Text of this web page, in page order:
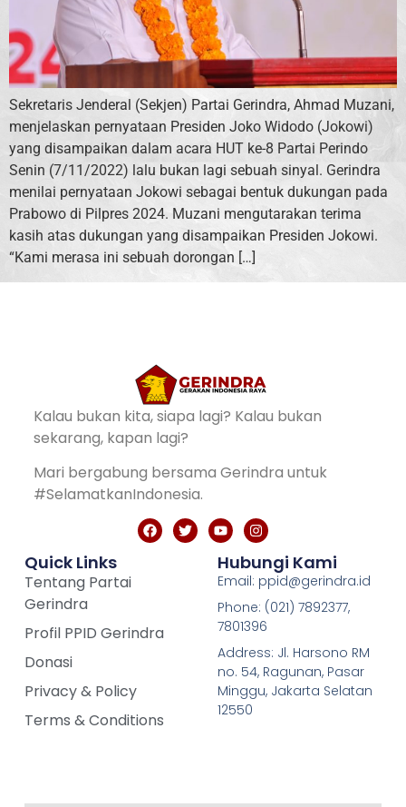
Sekretaris Jenderal (Sekjen) Partai Gerindra, Ahmad Muzani,
menjelaskan pernyataan Presiden Joko Widodo (Jokowi)
yang disampaikan dalam acara HUT ke-8 Partai Perindo
Senin (7/11/2022) lalu bukan lagi sebuah sinyal. Gerindra
menilai pernyataan Jokowi sebagai bentuk dukungan pada
Prabowo di Pilpres 2024. Muzani mengutarakan terima
kasih atas dukungan yang disampaikan Presiden Jokowi.
“Kami merasa ini sebuah dorongan […]
Kalau bukan kita, siapa lagi? Kalau bukan
sekarang, kapan lagi?
Mari bergabung bersama Gerindra untuk
#SelamatkanIndonesia.
Quick Links
Tentang Partai
Gerindra
Profil PPID Gerindra
Donasi
Privacy & Policy
Terms & Conditions
Hubungi Kami
Email: ppid@gerindra.id
Phone: (021) 7892377,
7801396
Address: Jl. Harsono RM
no. 54, Ragunan, Pasar
Minggu, Jakarta Selatan
12550